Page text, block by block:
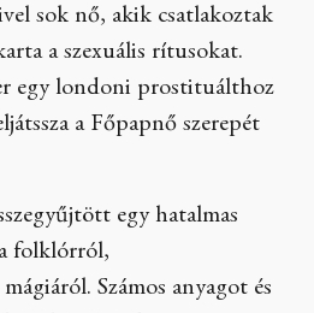
sok nő, akik csatlakoztak
a szexuális rítusokat.
egy londoni prostituálthoz
a Főpapnő szerepét
egy hatalmas
folklórról,
Számos anyagot és